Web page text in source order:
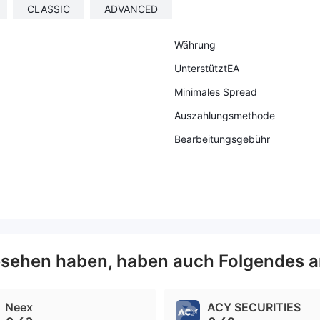
CLASSIC ADVANCED
Währung
UnterstütztEA
Minimales Spread
Auszahlungsmethode
Bearbeitungsgebühr
haben, haben auch Folgendes
Neex ACY SECURITIES